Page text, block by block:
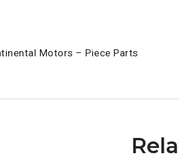
Motors – Piece Parts